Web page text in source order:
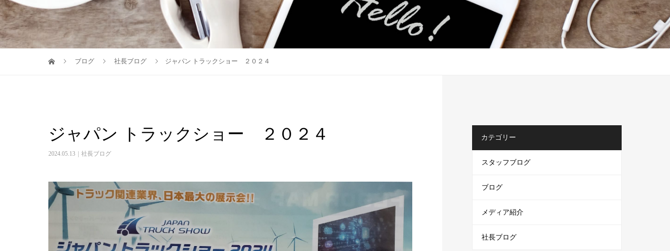
ブログ 社長ブログ ジャパン トラックショー ２０２４
ジャパン トラックショー ２０２４
2024.05.13 社長ブログ
カテゴリー
スタッフブログ
ブログ
メディア紹介
社長ブログ